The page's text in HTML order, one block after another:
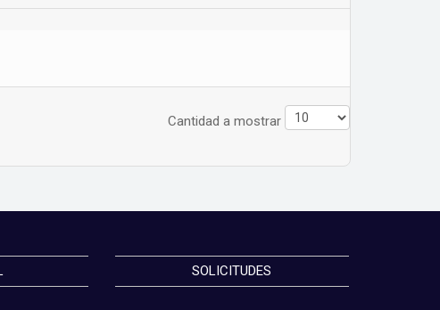
Cantidad a mostrar
SOLICITUDES